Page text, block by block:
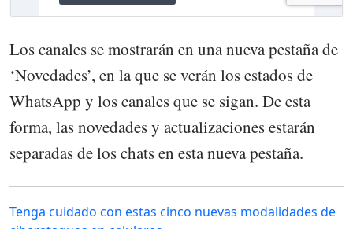
Los canales se mostrarán en una nueva pestaña de
‘Novedades’, en la que se verán los estados de
WhatsApp y los canales que se sigan. De esta
forma, las novedades y actualizaciones estarán
separadas de los chats en esta nueva pestaña.
Tenga cuidado con estas cinco nuevas modalidades de